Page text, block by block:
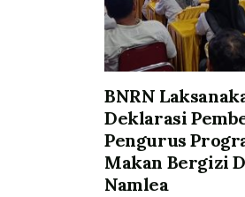
BNRN
Deklarasi
Pengurus
Makan Bergizi
Namlea